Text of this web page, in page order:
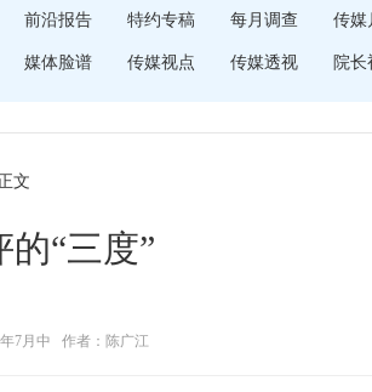
前沿报告 特约专稿 每月调查 传媒
媒体脸谱 传媒视点 传媒透视 院长
文
的“三度”
7月中
作者：陈广江